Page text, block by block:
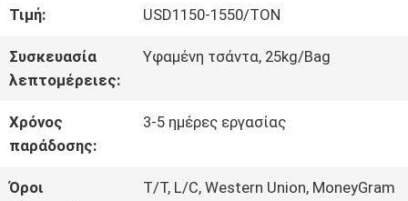
ΕΠΙΚΟΙΝΩΝΉΣΤΕ
ΜΑΖΊ
ΜΑΣ
Τιμή: USD1150-1550/TON
Συσκευασία
λεπτομέρειες:
Υφαμένη τσάντα, 25kg/Bag
Χρόνος
παράδοσης:
3-5 ημέρες εργασίας
Όροι
T/T, L/C, Western Union, MoneyGram